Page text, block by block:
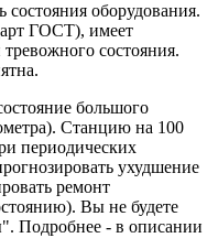
состояния оборудования.
ГОСТ), имеет
состояния.
большого
Станцию на 100
периодических
ухудшение
ремонт
Вы не будете
Подробнее - в описании